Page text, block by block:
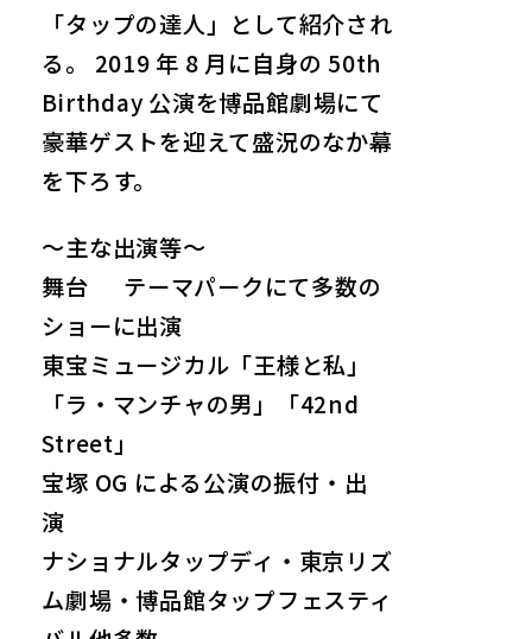
「タップの達人」として紹介され
る。 2019 年 8 月に自身の 50th
Birthday 公演を博品館劇場にて
豪華ゲストを迎えて盛況のなか幕
を下ろす。
～主な出演等～
舞台 テーマパークにて多数の
ショーに出演
東宝ミュージカル「王様と私」
「ラ・マンチャの男」「42nd
Street」
宝塚 OG による公演の振付・出
演
ナショナルタップディ・東京リズ
ム劇場・博品館タップフェスティ